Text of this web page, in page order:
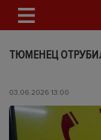
ТЮМЕНЕЦ
03.06.2026 13:00